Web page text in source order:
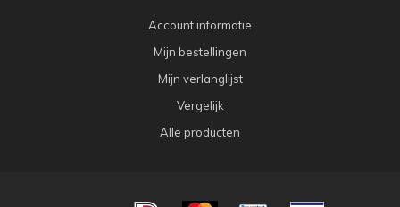
Account informatie
Mijn bestellingen
Mijn verlanglijst
Vergelijk
Alle producten